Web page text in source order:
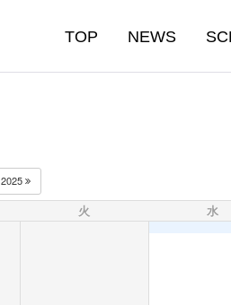
TOP NEWS
2025
火 水